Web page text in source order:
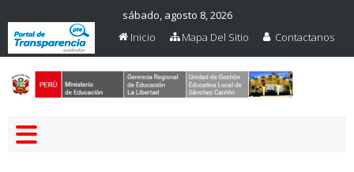
sábado, agosto 8, 2026
Inicio
Mapa Del Sitio Contactanos